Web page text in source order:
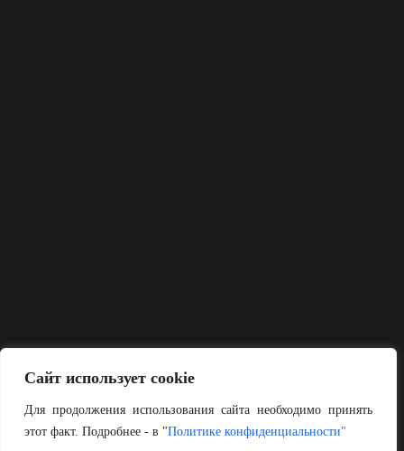
Сайт использует cookie
Для продолжения использования сайта необходимо принять
этот факт. Подробнее - в "Политике конфиденциальности"